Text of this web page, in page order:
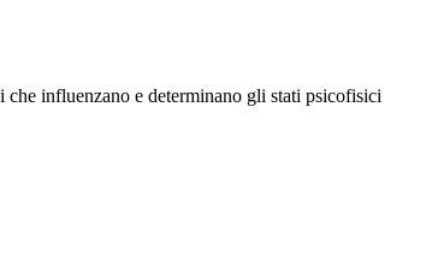
che influenzano e determinano gli stati psicofisici